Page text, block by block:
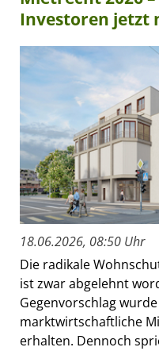
Investoren jetzt
18.06.2026, 08:50 Uhr
Die radikale
ist zwar abgelehnt
Gegenvorschlag
marktwirtschaftliche
erhalten. Dennoch